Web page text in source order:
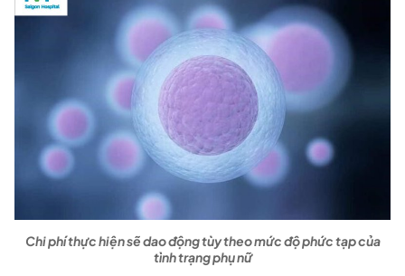
Chi phí thực hiện sẽ dao động tùy theo mức độ phức tạp của
tình trạng phụ nữ